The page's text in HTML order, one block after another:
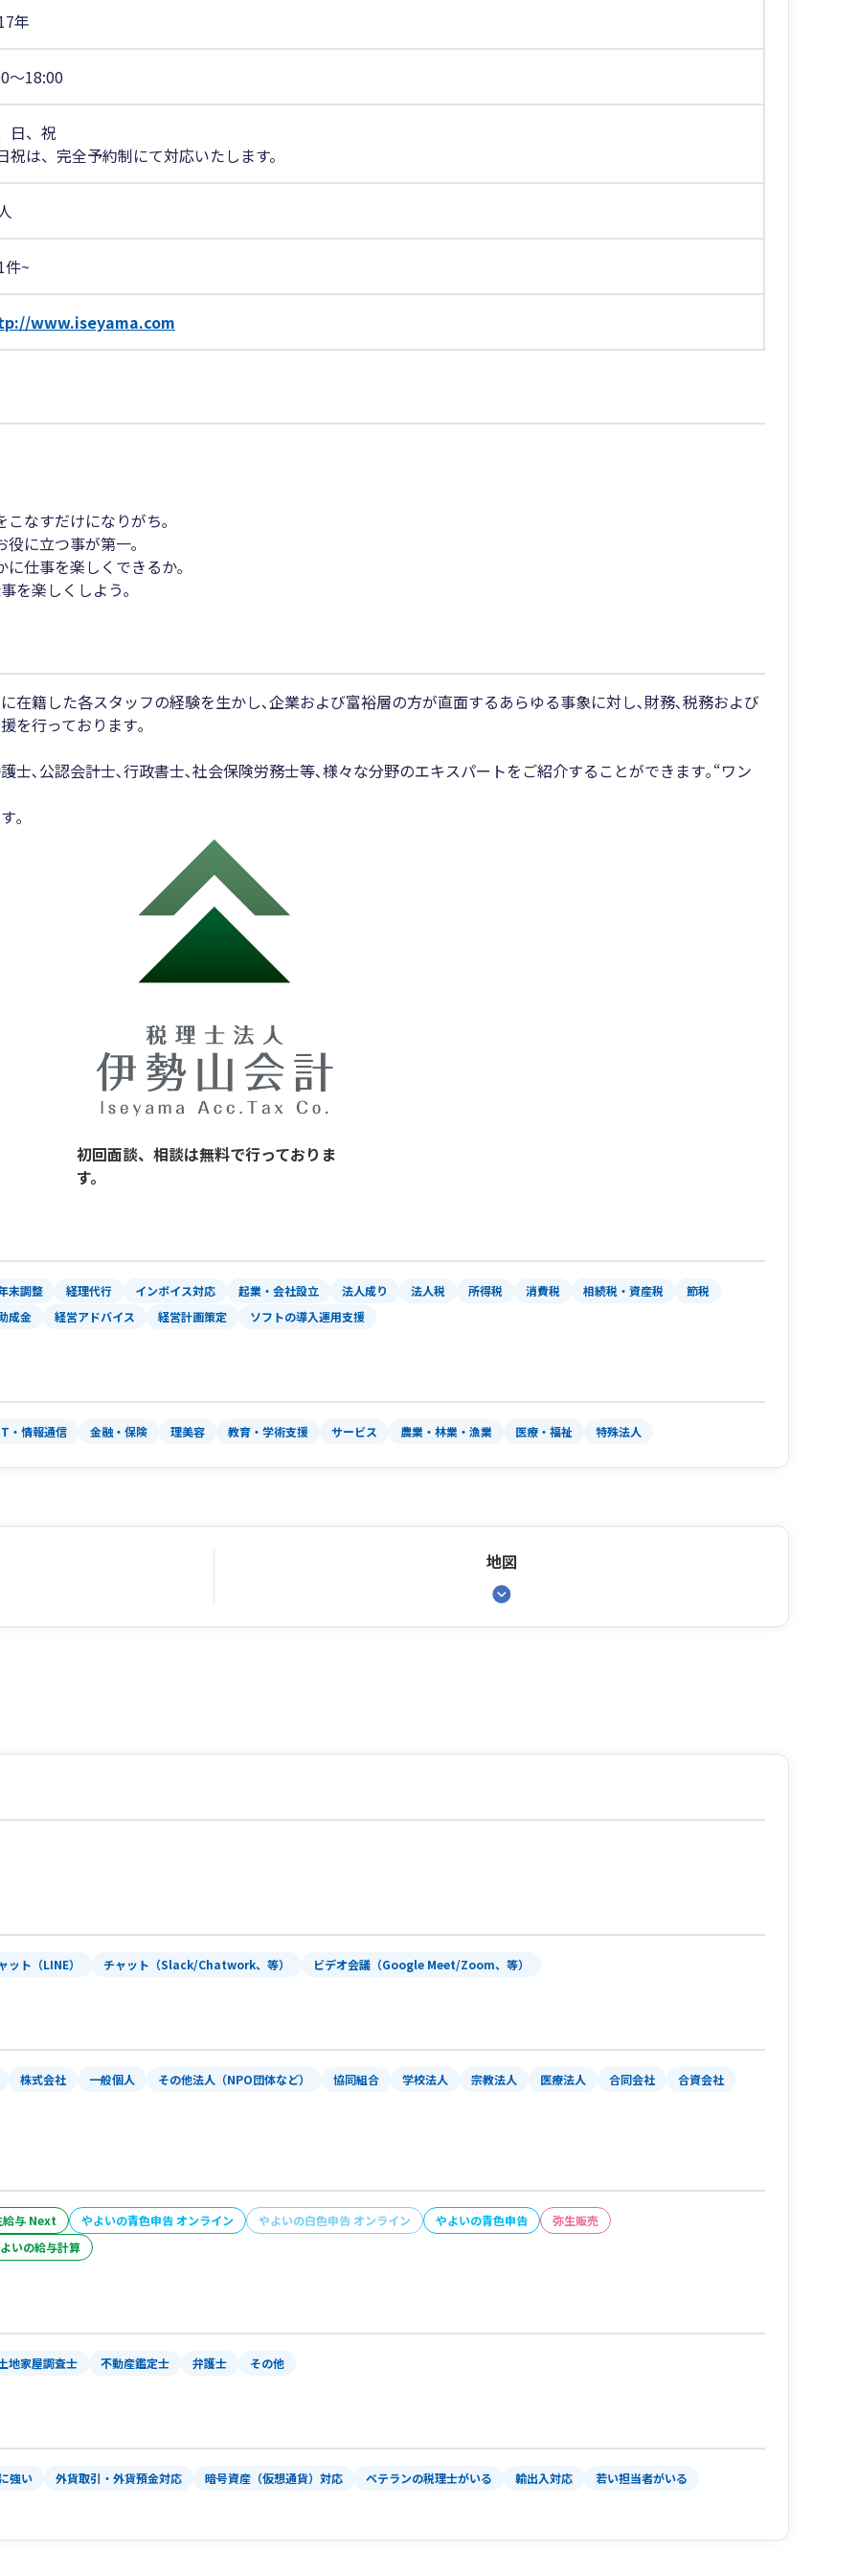
年
〜18:00
日、祝
祝は、完全予約制にて対応いたします。
件~
www.iseyama.com
なすだけになりがち｡
に立つ事が第一｡
仕事を楽しくできるか｡
を楽しくしよう｡
在籍した各スタッフの経験を生かし､企業および富裕層の方が直面するあらゆる事象に対し､財務､税務および
を行っております｡
士､公認会計士､行政書士､社会保険労務士等､様々な分野のエキスパートをご紹介することができます｡“ワン
｡
初回面談、相談は無料で行っておりま
す。
末調整 経理代行 インボイス対応 起業・会社設立 法人成り 法人税 所得税 消費税 相続税・資産税
節税
成金
経営アドバイス 経営計画策定 ソフトの導入運用支援
・情報通信 金融・保険 理美容 教育・学術支援 サービス 農業・林業・漁業 医療・福祉 特殊法人
地図
ット（LINE） チャット（Slack/Chatwork、等） ビデオ会議（Google Meet/Zoom、等）
株式会社 一般個人 その他法人（NPO団体など） 協同組合 学校法人 宗教法人 医療法人 合同会社 合資会社
給与 Next やよいの青色申告 オンライン やよいの白色申告 オンライン やよいの青色申告
弥生販売
いの給与計算
地家屋調査士 不動産鑑定士 弁護士 その他
強い 外貨取引・外貨預金対応 暗号資産（仮想通貨）対応 ベテランの税理士がいる 輸出入対応 若い担当者がいる